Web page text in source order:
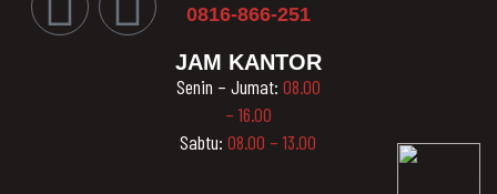
0816-866-251
JAM KANTOR
Senin – Jumat: 08.00
– 16.00
Sabtu:08.00 – 13.00